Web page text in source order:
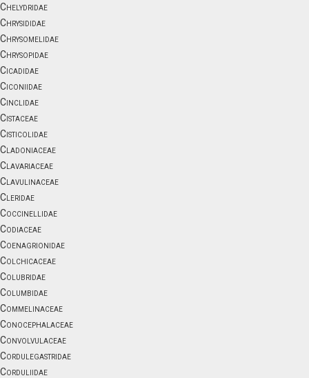
Chelydridae
Chrysididae
Chrysomelidae
Chrysopidae
Cicadidae
Ciconiidae
Cinclidae
Cistaceae
Cisticolidae
Cladoniaceae
Clavariaceae
Clavulinaceae
Cleridae
Coccinellidae
Codiaceae
Coenagrionidae
Colchicaceae
Colubridae
Columbidae
Commelinaceae
Conocephalaceae
Convolvulaceae
Cordulegastridae
Corduliidae